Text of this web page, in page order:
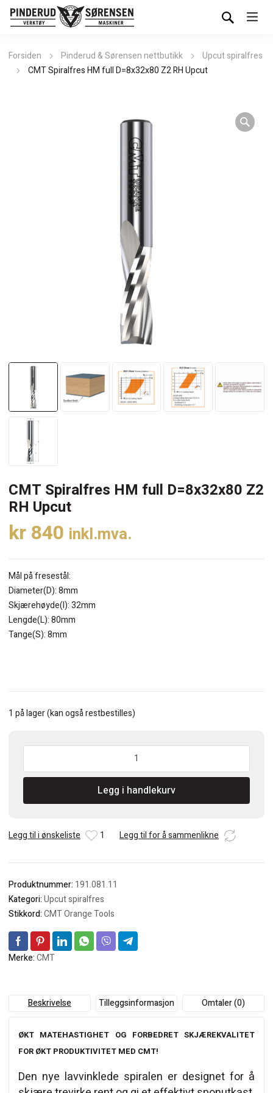
Forsiden Pinderud & Sørensen nettbutikk
Upcut spiralfres
CMT Spiralfres HM full D=8x32x80 Z2 RH Upcut
CMT Spiralfres HM full D=8x32x80 Z2
RH Upcut
kr840 inkl.mva.
Mål på fresestål:
Diameter(D): 8mm
Skjærehøyde(I): 32mm
Lengde(L): 80mm
Tange(S): 8mm
1 på lager (kan også restbestilles)
CMT
HM
D=8x32x80
RH
Legg i handlekurv
Legg til i ønskeliste 1 Legg til for å sammenlikne
Produktnummer: 191.081.11
Kategori:Upcut spiralfres
Stikkord:CMT Orange Tools
Merke:CMT
Beskrivelse Tilleggsinformasjon Omtaler (0)
ØKT MATEHASTIGHET OG FORBEDRET SKJÆREKVALITET
FOR ØKT PRODUKTIVITET MED CMT!
Den nye lavvinklede spiralen er designet for å